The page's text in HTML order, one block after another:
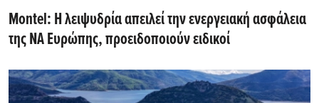
Montel: Η λειψυδρία απειλεί την ενεργειακή ασφάλεια
της ΝΑ Ευρώπης, προειδοποιούν ειδικοί